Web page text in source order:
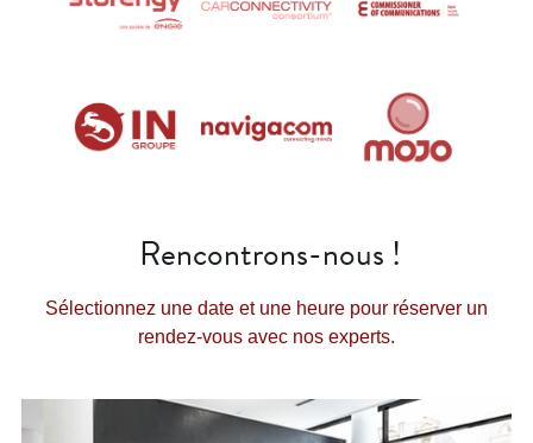
Rencontrons-nous !
Sélectionnez une date et une heure pour réserver un
rendez-vous avec nos experts.